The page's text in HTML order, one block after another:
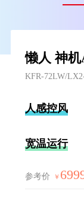
懒人 神
KFR-72LW/
人感控风
宽温运行
参考价 ￥